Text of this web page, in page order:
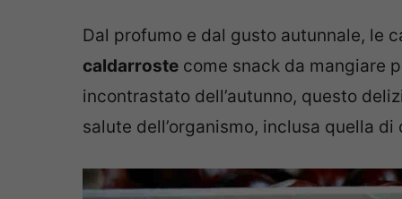
Dal profumo e dal gusto autunnale, le
caldarroste come snack da mangiare
incontrastato dell’autunno, questo
salute dell’organismo, inclusa quella di